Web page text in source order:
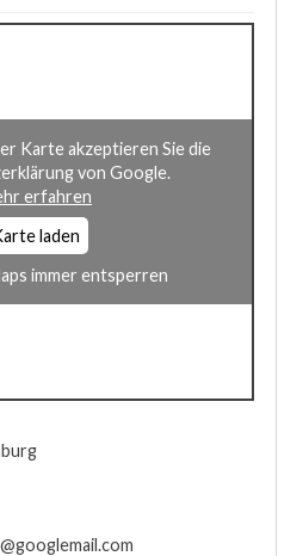
Karte akzeptieren Sie die
von Google.
erfahren
laden
immer entsperren